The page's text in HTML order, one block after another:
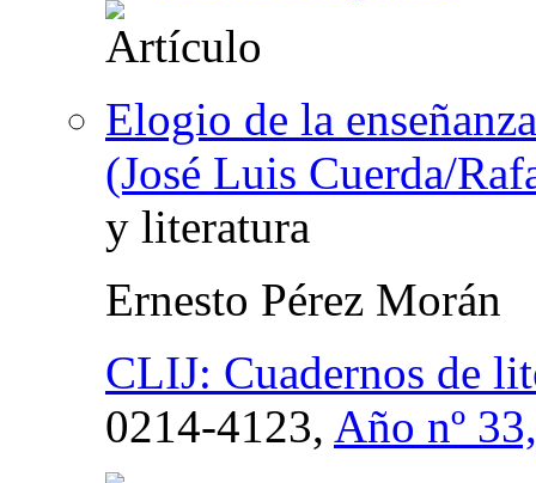
Elogio de la
(José Luis Cuerda/
y literatura
Ernesto Pérez Morán
CLIJ: Cuadernos de
0214-4123, Año nº